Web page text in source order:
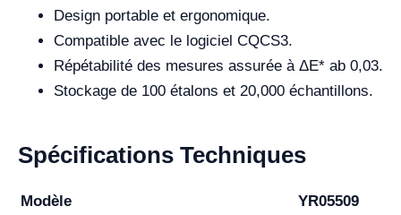
Design portable et ergonomique.
Compatible avec le logiciel CQCS3.
Répétabilité des mesures assurée à ΔE* ab 0,03.
Stockage de 100 étalons et 20,000 échantillons.
Spécifications Techniques
Modèle
YR05509